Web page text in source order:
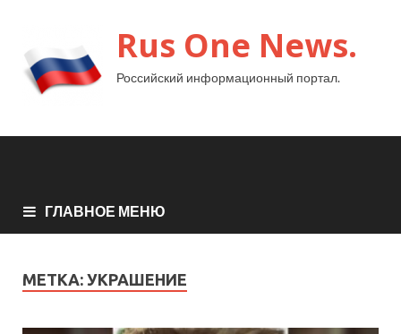
Rus One News.
Российский информационный портал.
ГЛАВНОЕ МЕНЮ
МЕТКА: УКРАШЕНИЕ